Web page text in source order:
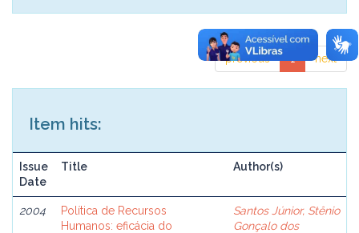
previous 1 next
Item hits:
Issue
Date
Title Author(s)
2004
Política de Recursos
Humanos: eficácia do
Santos Júnior, Stênio
Gonçalo dos